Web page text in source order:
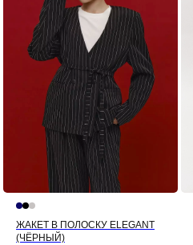
ЖАКЕТ В ПОЛОСКУ ELEGANT
(ЧЁРНЫЙ)